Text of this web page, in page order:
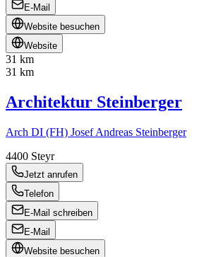
E-Mail
Website besuchen
Website
31 km
31 km
Architektur Steinberger
Arch DI (FH) Josef Andreas Steinberger
4400 Steyr
Jetzt anrufen
Telefon
E-Mail schreiben
E-Mail
Website besuchen